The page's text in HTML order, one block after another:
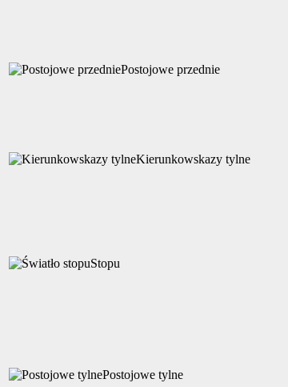
Postojowe przednie
Kierunkowskazy tylne
Stopu
Postojowe tylne